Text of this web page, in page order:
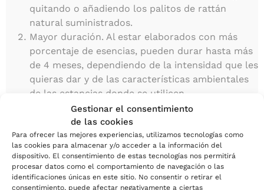
Gestionar el consentimiento
de las cookies
Para ofrecer las mejores experiencias, utilizamos tecnologías como
las cookies para almacenar y/o acceder a la información del
dispositivo. El consentimiento de estas tecnologías nos permitirá
procesar datos como el comportamiento de navegación o las
identificaciones únicas en este sitio. No consentir o retirar el
consentimiento, puede afectar negativamente a ciertas
quitando o añadiendo los palitos de rattán
natural suministrados.
Mayor duración. Al estar elaborados con más
porcentaje de esencias, pueden durar hasta más
de 4 meses, dependiendo de la intensidad que les
quieras dar y de las características ambientales
de las estancias donde se utilicen.
Más elegancia. Gracias al esmerado cuidado de la
calidad y del diseño de todos sus componentes,
los exclusivos Mikados personalizables Ambiseint
se convierten en una excelente herramienta que
fidelizará a tus clientes, e incluso te reportará
beneficios económicos.